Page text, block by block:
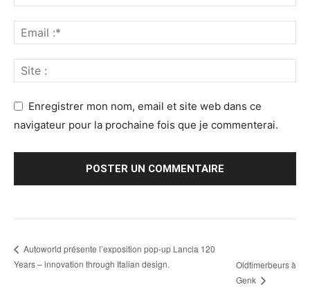
Enregistrer mon nom, email et site web dans ce
navigateur pour la prochaine fois que je commenterai.
Autoworld présente l’exposition pop-up Lancia 120
Years – innovation through Italian design.
Oldtimerbeurs à
Genk